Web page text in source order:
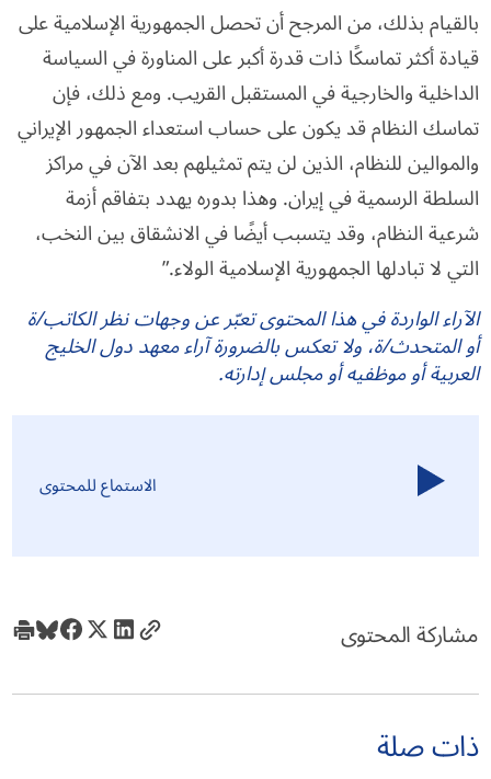
بالقيام بذلك، من المرجح أن تحصل الجمهورية الإسلامية على
قيادة أكثر تماسكًا ذات قدرة أكبر على المناورة في السياسة
الداخلية والخارجية في المستقبل القريب. ومع ذلك، فإن
تماسك النظام قد يكون على حساب استعداء الجمهور الإيراني
والموالين للنظام، الذين لن يتم تمثيلهم بعد الآن في مراكز
السلطة الرسمية في إيران. وهذا بدوره يهدد بتفاقم أزمة
شرعية النظام، وقد يتسبب أيضًا في الانشقاق بين النخب،
التي لا تبادلها الجمهورية الإسلامية الولاء.”
الآراء الواردة في هذا المحتوى تعبّر عن وجهات نظر الكاتب/ة
أو المتحدث/ة، ولا تعكس بالضرورة آراء معهد دول الخليج
العربية أو موظفيه أو مجلس إدارته.
الاستماع للمحتوى
مشاركة المحتوى
ذات صلة